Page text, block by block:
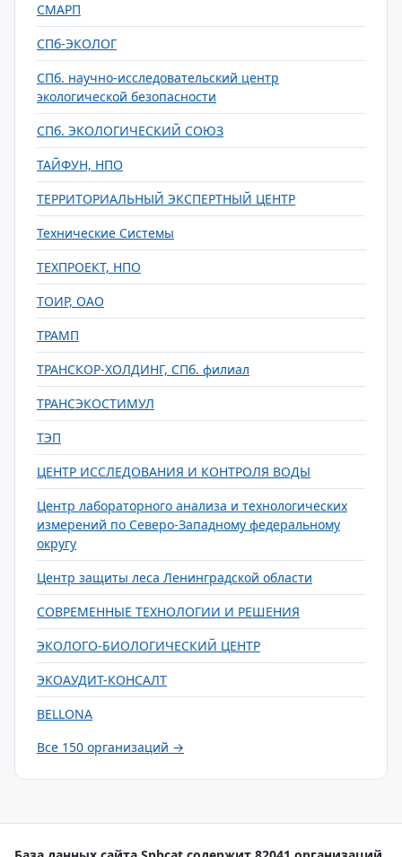
СМАРП
СПб-ЭКОЛОГ
СПб. научно-исследовательский центр
экологической безопасности
СПб. ЭКОЛОГИЧЕСКИЙ СОЮЗ
ТАЙФУН, НПО
ТЕРРИТОРИАЛЬНЫЙ ЭКСПЕРТНЫЙ ЦЕНТР
Технические Системы
ТЕХПРОЕКТ, НПО
ТОИР, ОАО
ТРАМП
ТРАНСКОР-ХОЛДИНГ, СПб. филиал
ТРАНСЭКОСТИМУЛ
ТЭП
ЦЕНТР ИССЛЕДОВАНИЯ И КОНТРОЛЯ ВОДЫ
Центр лабораторного анализа и технологических
измерений по Северо-Западному федеральному
округу
Центр защиты леса Ленинградской области
СОВРЕМЕННЫЕ ТЕХНОЛОГИИ И РЕШЕНИЯ
ЭКОЛОГО-БИОЛОГИЧЕСКИЙ ЦЕНТР
ЭКОАУДИТ-КОНСАЛТ
BELLONA
Все 150 организаций →